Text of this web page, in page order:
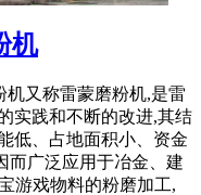
机
机又称雷蒙磨粉机,是雷
实践和不断的改进,其结
低、占地面积小、资金
而广泛应用于冶金、建
游戏物料的粉磨加工,